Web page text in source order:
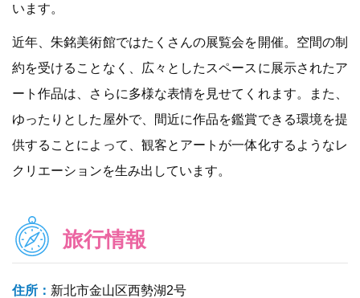
います。
近年、朱銘美術館ではたくさんの展覧会を開催。空間の制
約を受けることなく、広々としたスペースに展示されたア
ート作品は、さらに多様な表情を見せてくれます。また、
ゆったりとした屋外で、間近に作品を鑑賞できる環境を提
供することによって、観客とアートが一体化するようなレ
クリエーションを生み出しています。
旅行情報
住所： 新北市金山区西勢湖2号